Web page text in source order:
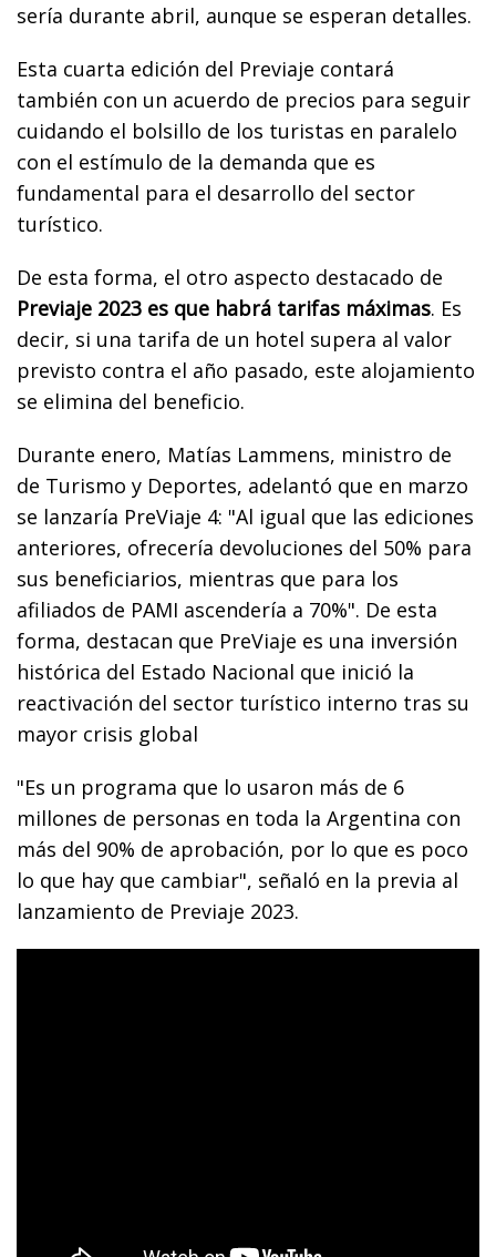
sería durante abril, aunque se esperan detalles.
Esta cuarta edición del Previaje contará
también con un acuerdo de precios para seguir
cuidando el bolsillo de los turistas en paralelo
con el estímulo de la demanda que es
fundamental para el desarrollo del sector
turístico.
De esta forma, el otro aspecto destacado de
Previaje 2023 es que habrá tarifas máximas. Es
decir, si una tarifa de un hotel supera al valor
previsto contra el año pasado, este alojamiento
se elimina del beneficio.
Durante enero, Matías Lammens, ministro de
de Turismo y Deportes, adelantó que en marzo
se lanzaría PreViaje 4: "Al igual que las ediciones
anteriores, ofrecería devoluciones del 50% para
sus beneficiarios, mientras que para los
afiliados de PAMI ascendería a 70%". De esta
forma, destacan que PreViaje es una inversión
histórica del Estado Nacional que inició la
reactivación del sector turístico interno tras su
mayor crisis global
"Es un programa que lo usaron más de 6
millones de personas en toda la Argentina con
más del 90% de aprobación, por lo que es poco
lo que hay que cambiar", señaló en la previa al
lanzamiento de Previaje 2023.